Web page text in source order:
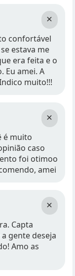
×
confortável
estava me
era feita e o
Eu amei. A
muito!!!
×
é muito
caso
foi otimoo
amei
×
Capta
gente deseja
Amo as